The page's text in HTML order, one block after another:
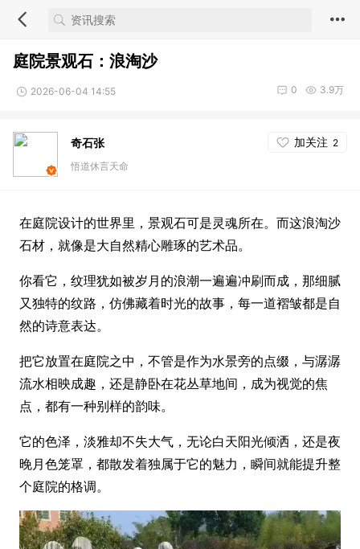
庭院景观石：浪淘沙
2026-06-04 14:55 3.9万
0
奇石张 加关注 2
悟道休言天命
在庭院设计的世界里，景观石可是灵魂所在。而这浪淘沙
石材，就像是大自然精心雕琢的艺术品。
你看它，纹理犹如被岁月的浪潮一遍遍冲刷而成，那细腻
又独特的纹路，仿佛藏着时光的故事，每一道褶皱都是自
然的诗意表达。
把它放置在庭院之中，不管是作为水景旁的点缀，与潺潺
流水相映成趣，还是静卧在花丛草地间，成为视觉的焦
点，都有一种别样的韵味。
它的色泽，淡雅却不失大气，无论白天阳光倾洒，还是夜
晚月色笼罩，都散发着独属于它的魅力，瞬间就能提升整
个庭院的格调。